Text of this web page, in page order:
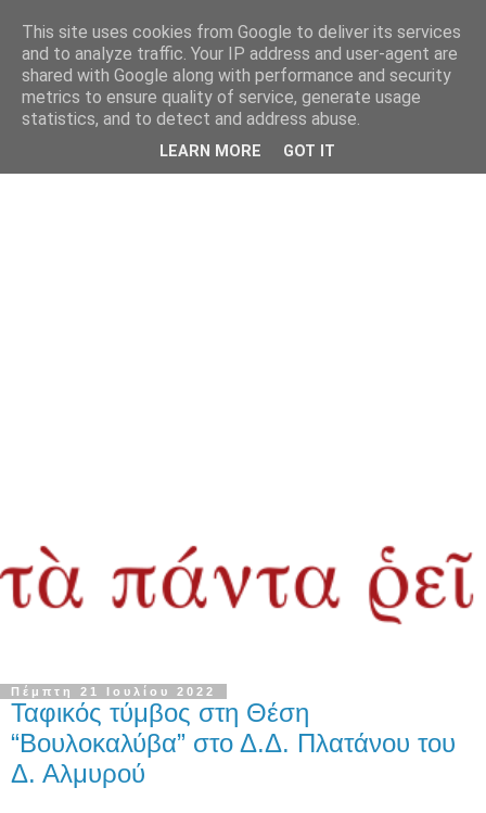
Πέμπτη 21 Ιουλίου 2022
Ταφικός τύμβος στη Θέση
“Βουλοκαλύβα” στο Δ.Δ. Πλατάνου του
Δ. Αλμυρού
This site uses cookies from Google to deliver its services
and to analyze traffic. Your IP address and user-agent are
shared with Google along with performance and security
metrics to ensure quality of service, generate usage
statistics, and to detect and address abuse.
LEARN MORE GOT IT